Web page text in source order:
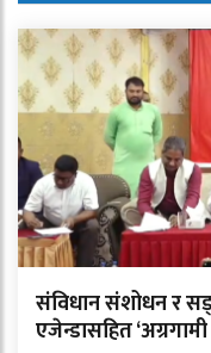
संविधान संशोधन र
एजेन्डासहित ‘अग्रगामी